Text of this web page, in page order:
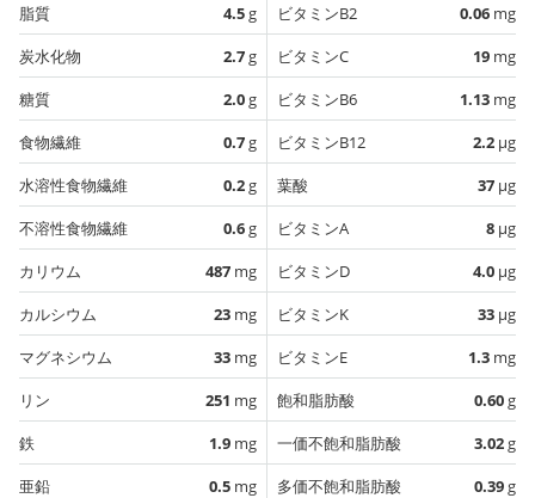
脂質
4.5g
炭水化物
2.7g
糖質
2.0g
食物繊維
0.7g
水溶性食物繊維
0.2g
不溶性食物繊維
0.6g
カリウム
487 mg
カルシウム
23 mg
マグネシウム
33 mg
リン
251 mg
鉄
1.9 mg
亜鉛
0.5 mg
ビタミンB2
0.06 mg
ビタミンC
19 mg
ビタミンB6
1.13 mg
ビタミンB12
2.2 µg
葉酸
37 µg
ビタミンA
8 µg
ビタミンD
4.0 µg
ビタミンK
33 µg
ビタミンE
1.3 mg
飽和脂肪酸
0.60g
一価不飽和脂肪酸
3.02g
多価不飽和脂肪酸
0.39g